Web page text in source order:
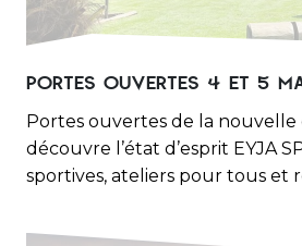
PORTES OUVERTES 4 ET 5
Portes ouvertes de la nouvelle
découvre l’état d’esprit EYJA
sportives, ateliers pour tous et